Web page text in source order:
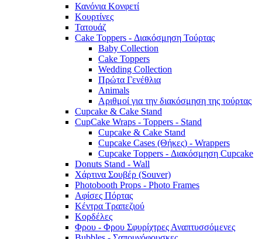
Κανόνια Κονφετί
Κουρτίνες
Τατουάζ
Cake Toppers - Διακόσμηση Τούρτας
Baby Collection
Cake Toppers
Wedding Collection
Πρώτα Γενέθλια
Animals
Αριθμοί για την διακόσμηση της τούρτας
Cupcake & Cake Stand
CupCake Wraps - Toppers - Stand
Cupcake & Cake Stand
Cupcake Cases (Θήκες) - Wrappers
Cupcake Toppers - Διακόσμηση Cupcake
Donuts Stand - Wall
Χάρτινα Σουβέρ (Souver)
Photobooth Props - Photo Frames
Αφίσες Πόρτας
Κέντρα Τραπεζιού
Κορδέλες
Φρου - Φρου Σφυρίχτρες Αναπτυσσόμενες